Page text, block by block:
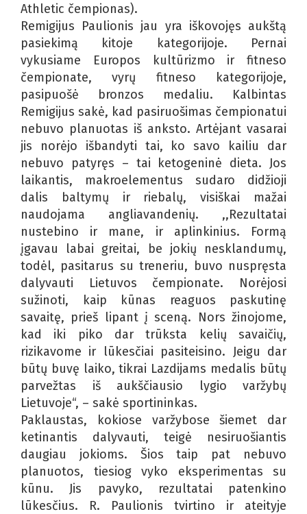
Athletic čempionas).
Remigijus Paulionis jau yra iškovojęs aukštą
pasiekimą kitoje kategorijoje. Pernai
vykusiame Europos kultūrizmo ir fitneso
čempionate, vyrų fitneso kategorijoje,
pasipuošė bronzos medaliu. Kalbintas
Remigijus sakė, kad pasiruošimas čempionatui
nebuvo planuotas iš anksto. Artėjant vasarai
jis norėjo išbandyti tai, ko savo kailiu dar
nebuvo patyręs – tai ketogeninė dieta. Jos
laikantis, makroelementus sudaro didžioji
dalis baltymų ir riebalų, visiškai mažai
naudojama angliavandenių. ,,Rezultatai
nustebino ir mane, ir aplinkinius. Formą
įgavau labai greitai, be jokių nesklandumų,
todėl, pasitarus su treneriu, buvo nuspręsta
dalyvauti Lietuvos čempionate. Norėjosi
sužinoti, kaip kūnas reaguos paskutinę
savaitę, prieš lipant į sceną. Nors žinojome,
kad iki piko dar trūksta kelių savaičių,
rizikavome ir lūkesčiai pasiteisino. Jeigu dar
būtų buvę laiko, tikrai Lazdijams medalis būtų
parvežtas iš aukščiausio lygio varžybų
Lietuvoje“, – sakė sportininkas.
Paklaustas, kokiose varžybose šiemet dar
ketinantis dalyvauti, teigė nesiruošiantis
daugiau jokioms. Šios taip pat nebuvo
planuotos, tiesiog vyko eksperimentas su
kūnu. Jis pavyko, rezultatai patenkino
lūkesčius. R. Paulionis tvirtino ir ateityje